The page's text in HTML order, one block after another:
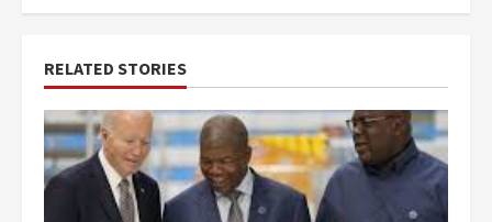
RELATED STORIES